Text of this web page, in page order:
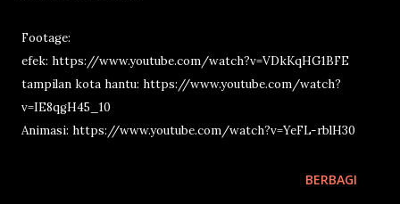
Footage:
efek: https://www.youtube.com/watch?v=VDkKqHG1BFE
tampilan kota hantu: https://www.youtube.com/watch?
v=IE8qgH45_10
Animasi: https://www.youtube.com/watch?v=YeFL-rblH30
BERBAGI